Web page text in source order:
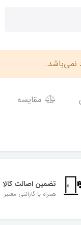
نمی‌باشد.
مقایسه
تضمین اصالت کالا
همراه با گارانتی معتبر